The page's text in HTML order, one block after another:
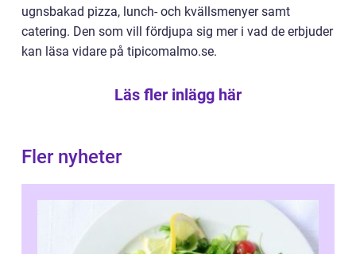
ugnsbakad pizza, lunch- och kvällsmenyer samt
catering. Den som vill fördjupa sig mer i vad de erbjuder
kan läsa vidare på tipicomalmo.se.
Läs fler inlägg här
Fler nyheter